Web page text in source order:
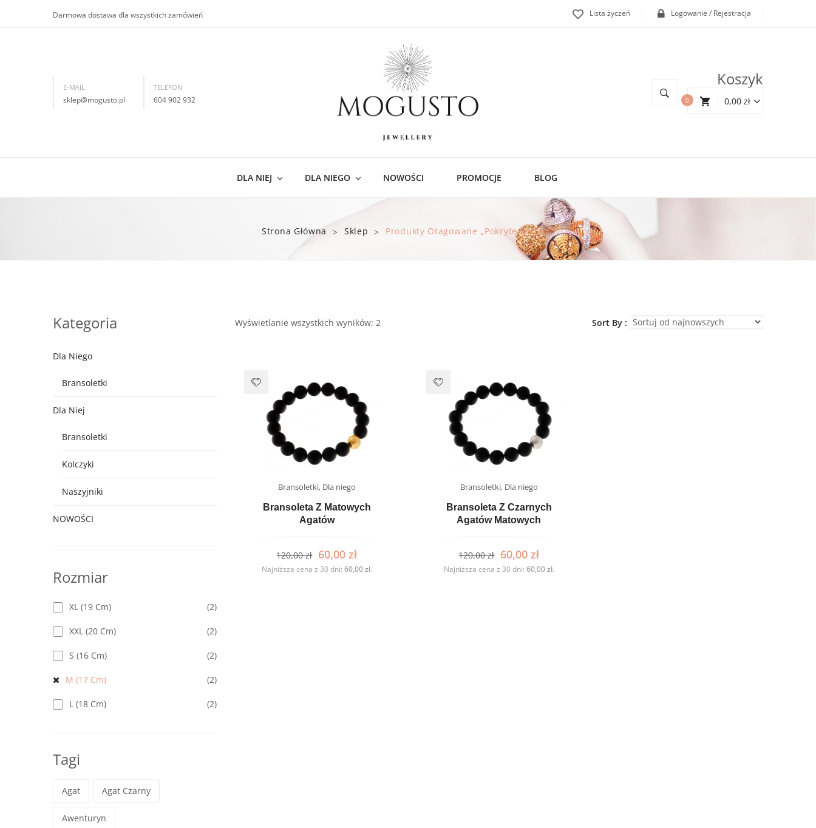
Darmowa dostawa dla wszystkich zamówień Lista życzeń Logowanie / Rejestracja
E-MAIL
sklep@mogusto.pl
TELEFON
604 902 932
Koszyk
0 0,00 zł
DLA NIEJ DLA NIEGO NOWOŚCI PROMOCJE BLOG
Strona Główna > Sklep > Produkty Otagowane „pokryte Rodem”
Kategoria
Dla Niego
Bransoletki
Dla Niej
Bransoletki
Kolczyki
Naszyjniki
NOWOŚCI
Rozmiar
XL (19 Cm) (2)
XXL (20 Cm) (2)
S (16 Cm) (2)
M (17 Cm) (2)
L (18 Cm) (2)
Tagi
Agat Agat Czarny
Awenturyn
Sort By :
Wyświetlanie wszystkich wyników: 2
Bransoletki, Dla niego
Bransoleta Z Matowych
Agatów
120,00zł 60,00zł
Najniższa cena z 30 dni: 60,00zł.
Bransoletki, Dla niego
Bransoleta Z Czarnych
Agatów Matowych
120,00zł 60,00zł
Najniższa cena z 30 dni: 60,00zł.